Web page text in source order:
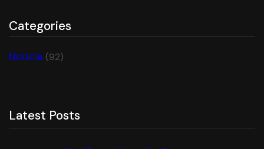
Categories
Notícia (92)
Latest Posts